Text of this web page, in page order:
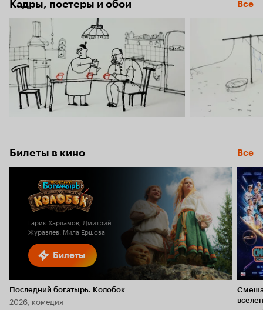
Кадры, постеры и обои Все
Билеты в кино Все
Билеты
Гарик Харламов, Дмитрий
Журавлев, Мила Ершова
Последний богатырь. Колобок
2026, комедия